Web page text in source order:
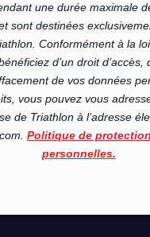
une durée maximale
sont destinées
Conformément à la
d’un droit d’accès,
de vos données
vous pouvez vous
de Triathlon à l’adresse
Politique de
personnelles.